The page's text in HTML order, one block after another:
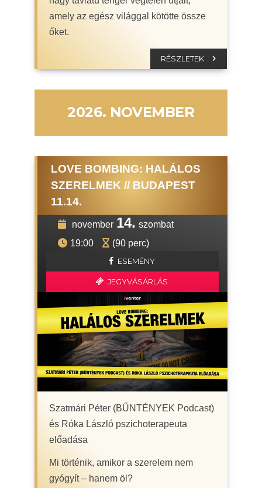
amely az egész világgal kötötte össze
őket.
RÉSZLETEK
2026. NOVEMBER
LOVE BOMBING: HALÁLOS
SZERELMEK // BUDAPEST
11.14.
november 14. szombat
19:00
(90 perc)
ESEMÉNY
JEGYVÁSÁRLÁS
Szatmári Péter (BŰNTÉNYEK Podcast)
és Róka László pszichoterapeuta
előadása
Mi történik, amikor a szerelem nem
gyógyít – hanem öl?